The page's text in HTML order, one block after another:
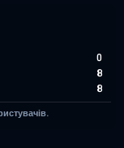
0
8
8